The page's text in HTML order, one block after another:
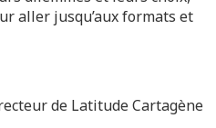
aller jusqu’aux formats et
de Latitude Cartagène